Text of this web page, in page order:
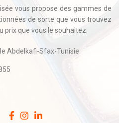
vous propose des gammes de
de sorte que vous trouvez
prix que vous le souhaitez.
Abdelkafi-Sfax-Tunisie